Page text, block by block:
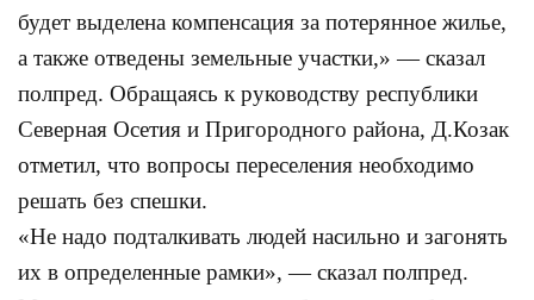
будет выделена компенсация за потерянное жилье,
а также отведены земельные участки,» — сказал
полпред. Обращаясь к руководству республики
Северная Осетия и Пригородного района, Д.Козак
отметил, что вопросы переселения необходимо
решать без спешки.
«Не надо подталкивать людей насильно и загонять
их в определенные рамки», — сказал полпред.